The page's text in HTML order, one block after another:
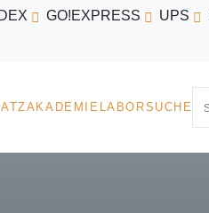
GO!EXPRESS UPS